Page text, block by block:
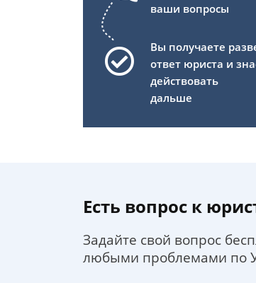
ваши вопросы
Вы получаете
ответ юриста и
действовать
дальше
Есть вопрос к
Задайте свой вопрос
любыми проблемами по